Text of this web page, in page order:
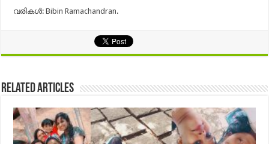
വരികൾ:Bibin Ramachandran.
Related Articles